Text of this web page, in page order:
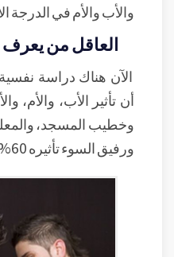
والأب والأم في الدرجة
العاقل من
الآن هناك دراسة
أن تأثير الأب، والأم،
ورفيق السوء تأثيره 60%.